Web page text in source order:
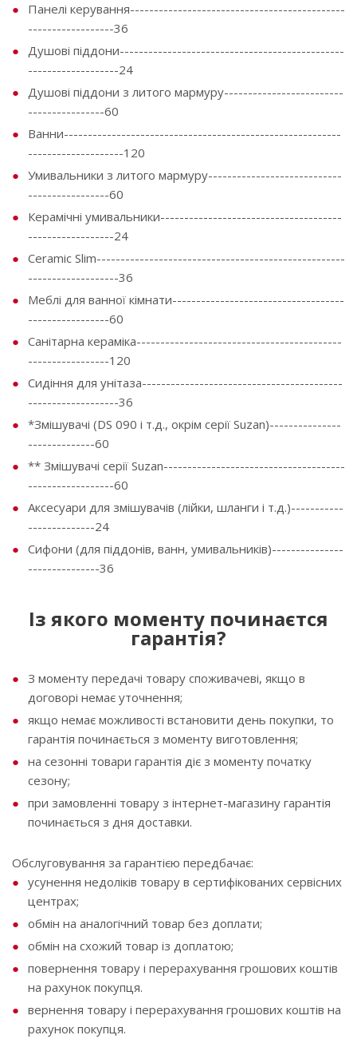
Панелі керування---------------------------------------------
------------------36
Душові піддони-----------------------------------------------
-------------------24
Душові піддони з литого мармуру-------------------------
----------------60
Ванни----------------------------------------------------------
--------------------120
Умивальники з литого мармуру----------------------------
-----------------60
Керамічні умивальники--------------------------------------
------------------24
Ceramic Slim----------------------------------------------------
-------------------36
Меблі для ванної кімнати------------------------------------
-----------------60
Санітарна кераміка-------------------------------------------
-----------------120
Сидіння для унітаза------------------------------------------
-------------------36
*Змішувачі (DS 090 і т.д., окрім серії Suzan)---------------
--------------60
** Змішувачі серії Suzan--------------------------------------
------------------60
Аксесуари для змішувачів (лійки, шланги і т.д.)-----------
--------------24
Сифони (для піддонів, ванн, умивальників)---------------
---------------36
Із якого моменту починаєтся
гарантія?
З моменту передачі товару споживачеві, якщо в
договорі немає уточнення;
якщо немає можливості встановити день покупки, то
гарантія починається з моменту виготовлення;
на сезонні товари гарантія діє з моменту початку
сезону;
при замовленні товару з інтернет-магазину гарантія
починається з дня доставки.
Обслуговування за гарантією передбачає:
усунення недоліків товару в сертифікованих сервісних
центрах;
обмін на аналогічний товар без доплати;
обмін на схожий товар із доплатою;
повернення товару і перерахування грошових коштів
на рахунок покупця.
вернення товару і перерахування грошових коштів на
рахунок покупця.